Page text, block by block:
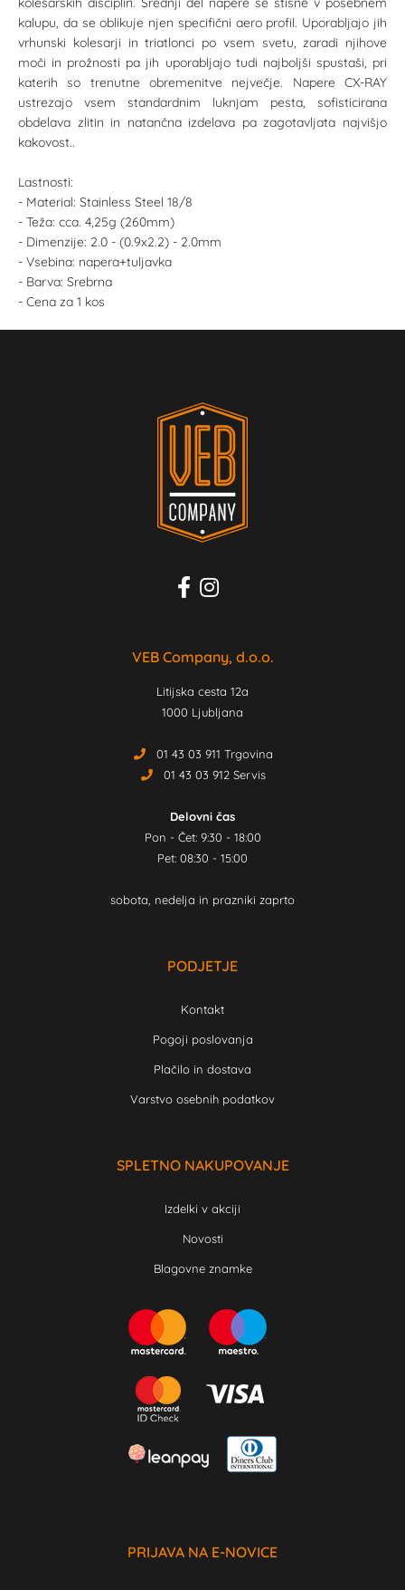
kalupu, da se oblikuje njen specifični aero profil. Uporabljajo jih
vrhunski kolesarji in triatlonci po vsem svetu, zaradi njihove
moči in prožnosti pa jih uporabljajo tudi najboljši spustaši, pri
katerih so trenutne obremenitve nejvečje. Napere CX-RAY
ustrezajo vsem standardnim luknjam pesta, sofisticirana
obdelava zlitin in natančna izdelava pa zagotavljata najvišjo
kakovost..
Lastnosti:
- Material: Stainless Steel 18/8
- Teža: cca. 4,25g (260mm)
- Dimenzije: 2.0 - (0.9x2.2) - 2.0mm
- Vsebina: napera+tuljavka
- Barva: Srebrna
- Cena za 1 kos
VEB Company, d.o.o.
Litijska cesta 12a
1000 Ljubljana
01 43 03 911 Trgovina
01 43 03 912 Servis
Delovni čas
Pon - Čet: 9:30 - 18:00
Pet: 08:30 - 15:00
sobota, nedelja in prazniki zaprto
PODJETJE
Kontakt
Pogoji poslovanja
Plačilo in dostava
Varstvo osebnih podatkov
SPLETNO NAKUPOVANJE
Izdelki v akciji
Novosti
Blagovne znamke
PRIJAVA NA E-NOVICE